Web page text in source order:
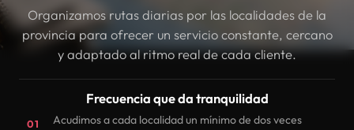
Organizamos rutas diarias por las localidades de la
provincia para ofrecer un servicio constante, cercano
y adaptado al ritmo real de cada cliente.
01
Frecuencia que da tranquilidad
Acudimos a cada localidad un mínimo de dos veces